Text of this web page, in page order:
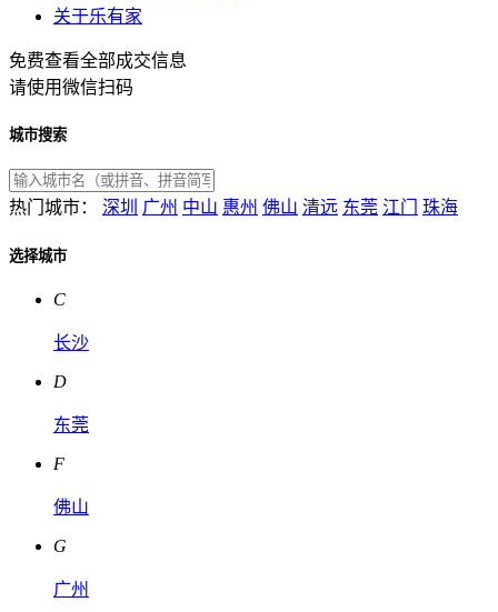
关于乐有家
免费查看全部成交信息
请使用微信扫码
城市搜索
热门城市： 深圳 广州 中山 惠州 佛山 清远 东莞 江门 珠海
选择城市
C
长沙
D
东莞
F
佛山
G
广州